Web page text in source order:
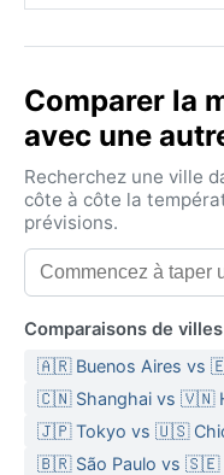
Comparer la
avec une
Recherchez une ville
côte à côte la
prévisions.
Comparaisons de
🇦🇷 Buenos Aires vs
🇨🇳 Shanghai vs 🇻🇳
🇯🇵 Tokyo vs 🇺🇸
🇧🇷 São Paulo vs 🇸🇪